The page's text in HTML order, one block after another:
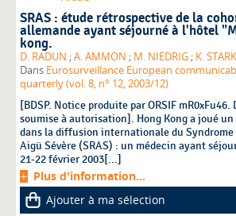
SRAS : étude rétrospective de la
allemande ayant séjourné à l'hôtel
kong.
D. RADUN ;A. AMMON ; M. NIEDRIG ; K. STARK
Dans Eurosurveillance European
quarterly (vol. 8, n° 12, 2003/12)
[BDSP. Notice produite par ORSIF
soumise à autorisation]. Hong Kong a joué
dans la diffusion internationale du Syndrome
Aigü Sévère (SRAS) : un médecin ayant
21-22 février 2003[...]
Plus d'information...
Ajouter à ma sélection